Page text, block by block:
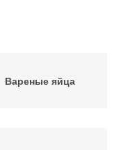
Вареные яйца